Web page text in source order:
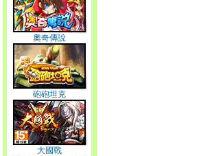
奧奇傳說
砲砲坦克
大國戰